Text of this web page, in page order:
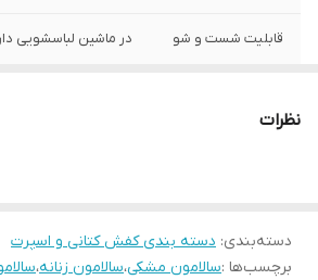
قابلیت شست و شو در ماشین لباسشویی
نحوه بسته شدن
کفش
بند کشی
نظرات
دسته‌بندی: دسته بندی کفش کتانی و اسپرت
برچسب‌ها :سالامون مشکی،سالامون زنانه،